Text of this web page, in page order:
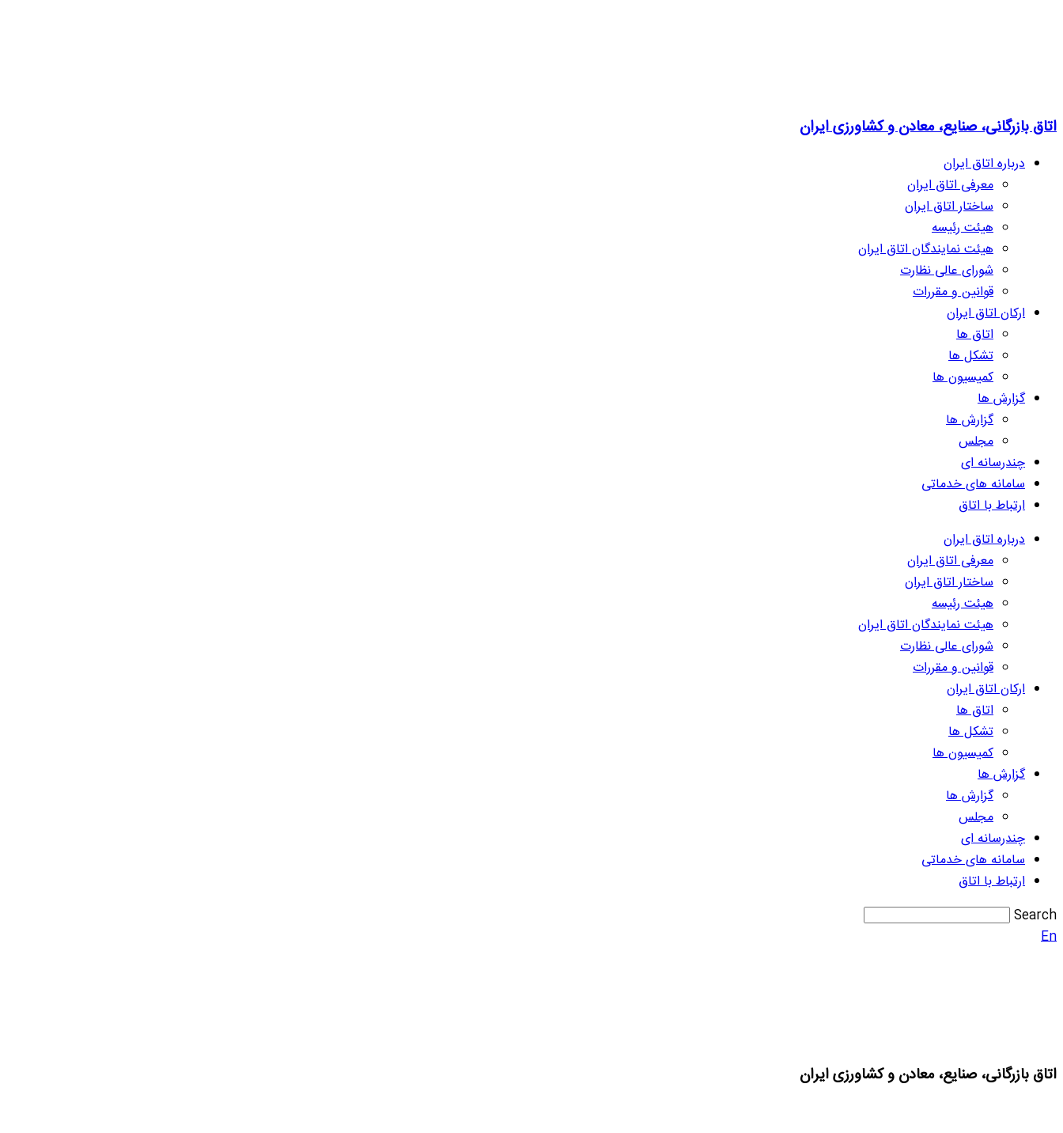
اتاق بازرگانی، صنایع، معادن و کشاورزی ایران
درباره اتاق ایران
معرفی اتاق ایران
ساختار اتاق ایران
هیئت رئیسه
هیئت نمایندگان اتاق ایران
شورای عالی نظارت
قوانین و مقررات
ارکان اتاق ایران
اتاق ها
تشکل ها
کمیسیون ها
گزارش ها
گزارش ها
مجلس
چندرسانه ای
سامانه های خدماتی
ارتباط با اتاق
درباره اتاق ایران
معرفی اتاق ایران
ساختار اتاق ایران
هیئت رئیسه
هیئت نمایندگان اتاق ایران
شورای عالی نظارت
قوانین و مقررات
ارکان اتاق ایران
اتاق ها
تشکل ها
کمیسیون ها
گزارش ها
گزارش ها
مجلس
چندرسانه ای
سامانه های خدماتی
ارتباط با اتاق
Search
En
اتاق بازرگانی، صنایع، معادن و کشاورزی ایران